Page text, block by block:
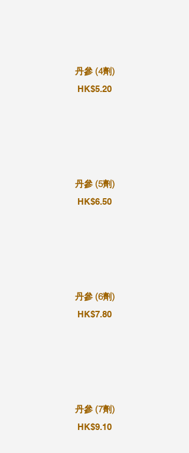
丹參 (4劑)
HK$5.20
丹參 (5劑)
HK$6.50
丹參 (6劑)
HK$7.80
丹參 (7劑)
HK$9.10